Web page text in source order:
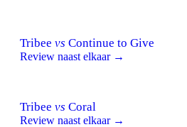
Tribee vs Continue to Give
Review naast elkaar →
Tribee vs Coral
Review naast elkaar →